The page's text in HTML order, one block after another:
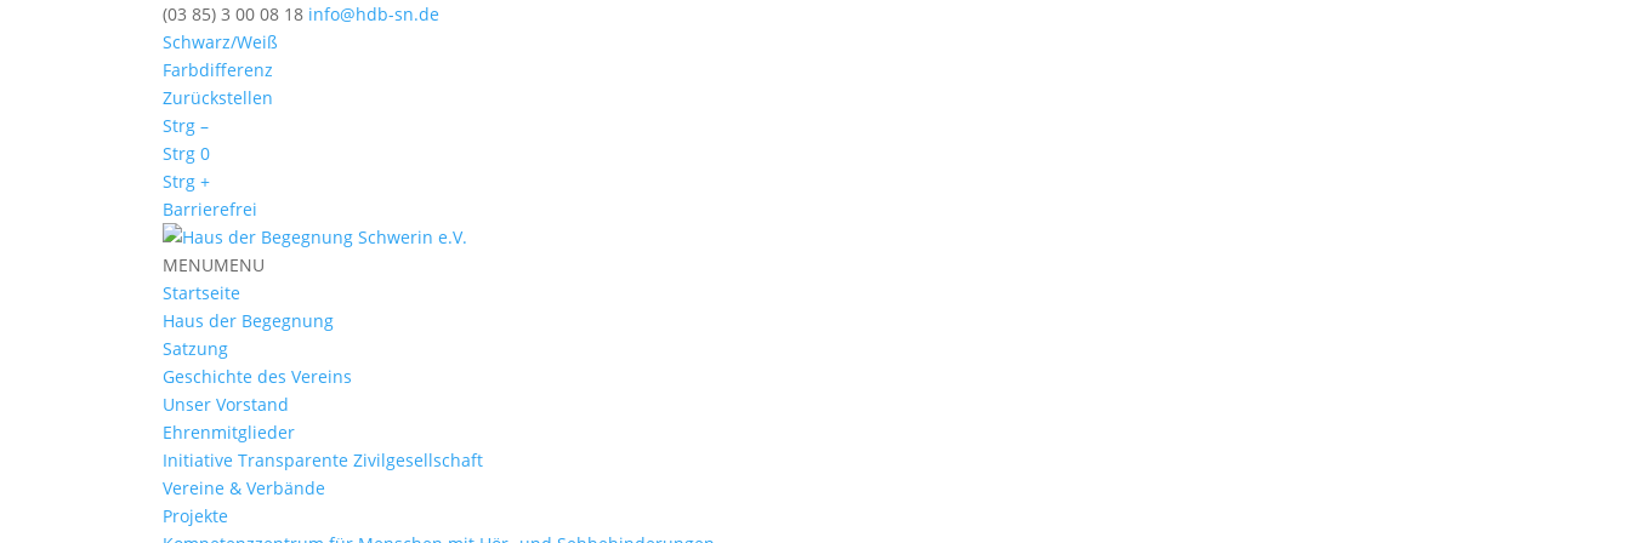
(03 85) 3 00 08 18 info@hdb-sn.de
Schwarz/Weiß
Farbdifferenz
Zurückstellen
Strg –
Strg 0
Strg +
Barrierefrei
MENUMENU
Startseite
Haus der Begegnung
Satzung
Geschichte des Vereins
Unser Vorstand
Ehrenmitglieder
Initiative Transparente Zivilgesellschaft
Vereine & Verbände
Projekte